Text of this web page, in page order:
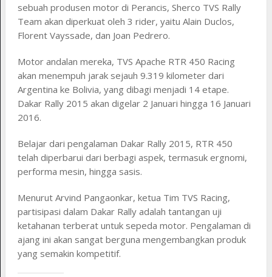
sebuah produsen motor di Perancis, Sherco TVS Rally
Team akan diperkuat oleh 3 rider, yaitu Alain Duclos,
Florent Vayssade, dan Joan Pedrero.
Motor andalan mereka, TVS Apache RTR 450 Racing
akan menempuh jarak sejauh 9.319 kilometer dari
Argentina ke Bolivia, yang dibagi menjadi 14 etape.
Dakar Rally 2015 akan digelar 2 Januari hingga 16 Januari
2016.
Belajar dari pengalaman Dakar Rally 2015, RTR 450
telah diperbarui dari berbagi aspek, termasuk ergnomi,
performa mesin, hingga sasis.
Menurut Arvind Pangaonkar, ketua Tim TVS Racing,
partisipasi dalam Dakar Rally adalah tantangan uji
ketahanan terberat untuk sepeda motor. Pengalaman di
ajang ini akan sangat berguna mengembangkan produk
yang semakin kompetitif.